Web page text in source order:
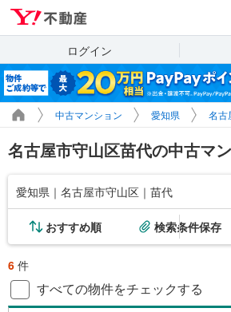
ログイン
中古マンション 愛知県 名古
名古屋市守山区苗代の中古マ
愛知県｜名古屋市守山区｜苗代
おすすめ順 検索条件保存
6 件
すべての物件をチェックする